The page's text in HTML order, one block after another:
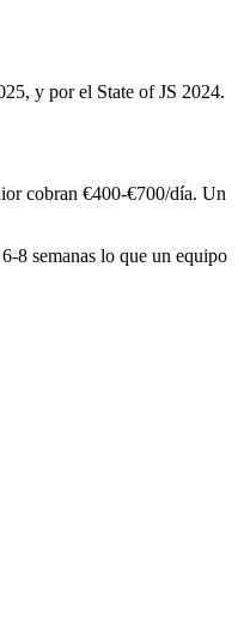
y por el State of JS 2024.
cobran €400-€700/día. Un
8 semanas lo que un equipo